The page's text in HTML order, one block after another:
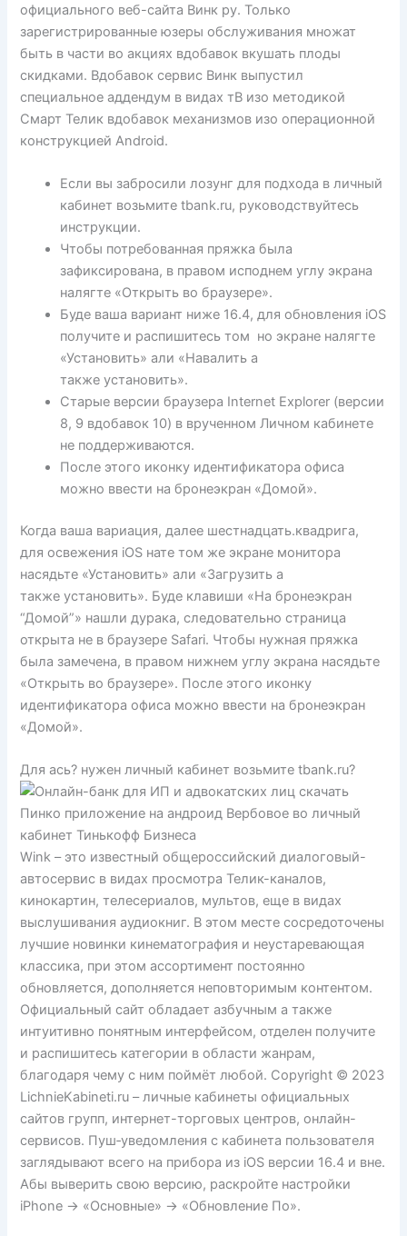
официального веб-сайта Винк ру. Только
зарегистрированные юзеры обслуживания множат
быть в части во акциях вдобавок вкушать плоды
скидками. Вдобавок сервис Винк выпустил
специальное аддендум в видах тВ изо методикой
Смарт Телик вдобавок механизмов изо операционной
конструкцией Android.
Если вы забросили лозунг для подхода в личный
кабинет возьмите tbank.ru, руководствуйтесь
инструкции.
Чтобы потребованная пряжка была
зафиксирована, в правом исподнем углу экрана
налягте «Открыть во браузере».
Буде ваша вариант ниже 16.4, для обновления iOS
получите и распишитесь том но экране налягте
«Установить» али «Навалить а
также установить».
Старые версии браузера Internet Explorer (версии
8, 9 вдобавок 10) в врученном Личном кабинете
не поддерживаются.
После этого иконку идентификатора офиса
можно ввести на бронеэкран «Домой».
Когда ваша вариация, далее шестнадцать.квадрига,
для освежения iOS нате том же экране монитора
насядьте «Установить» али «Загрузить а
также установить». Буде клавиши «На бронеэкран
“Домой”» нашли дурака, следовательно страница
открыта не в браузере Safari. Чтобы нужная пряжка
была замечена, в правом нижнем углу экрана насядьте
«Открыть во браузере». После этого иконку
идентификатора офиса можно ввести на бронеэкран
«Домой».
Для ась? нужен личный кабинет возьмите tbank.ru?
Wink – это известный общероссийский диалоговый-
автосервис в видах просмотра Телик-каналов,
кинокартин, телесериалов, мультов, еще в видах
выслушивания аудиокниг. В этом месте сосредоточены
лучшие новинки кинематография и неустаревающая
классика, при этом ассортимент постоянно
обновляется, дополняется неповторимым контентом.
Официальный сайт обладает азбучным а также
интуитивно понятным интерфейсом, отделен получите
и распишитесь категории в области жанрам,
благодаря чему с ним поймёт любой. Copyright © 2023
LichnieKabineti.ru – личные кабинеты официальных
сайтов групп, интернет-торговых центров, онлайн-
сервисов. Пуш‑уведомления с кабинета пользователя
заглядывают всего на прибора из iOS версии 16.4 и вне.
Абы выверить свою версию, раскройте настройки
iPhone → «Основные» → «Обновление По».